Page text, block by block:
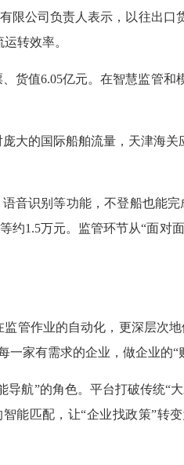
公司负责人表示，以往出口
转效率。
值6.05亿元。在智慧监管和
的国际船舶流量，天津海关
识别等功能，不登船也能完
1.5万元。监管环节从“面对
作业的自动化，更深层次
家有需求的企业，做企业的“
”的角色。平台打破传统“
能匹配，让“企业找政策”转